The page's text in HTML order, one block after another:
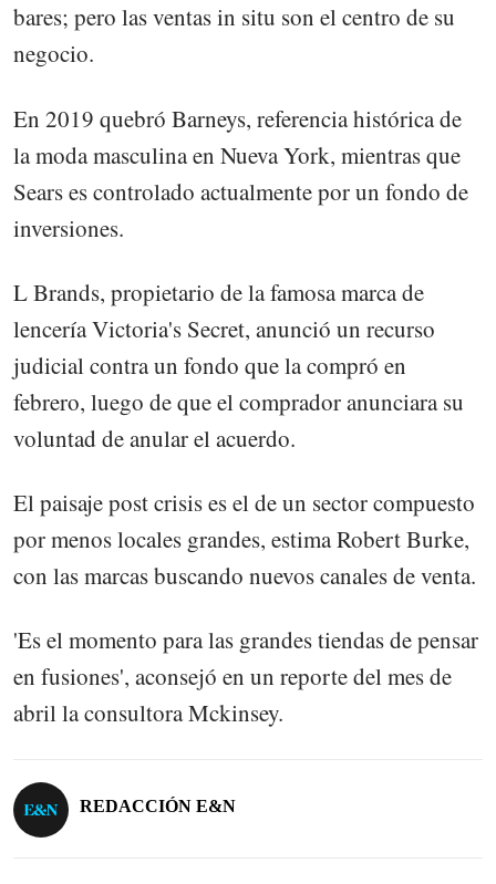
bares; pero las ventas in situ son el centro de su
negocio.
En 2019 quebró Barneys, referencia histórica de
la moda masculina en Nueva York, mientras que
Sears es controlado actualmente por un fondo de
inversiones.
L Brands, propietario de la famosa marca de
lencería Victoria's Secret, anunció un recurso
judicial contra un fondo que la compró en
febrero, luego de que el comprador anunciara su
voluntad de anular el acuerdo.
El paisaje post crisis es el de un sector compuesto
por menos locales grandes, estima Robert Burke,
con las marcas buscando nuevos canales de venta.
'Es el momento para las grandes tiendas de pensar
en fusiones', aconsejó en un reporte del mes de
abril la consultora Mckinsey.
REDACCIÓN E&N